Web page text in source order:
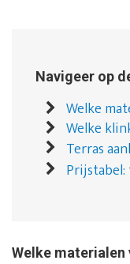
Navigeer op
Welke
Welke
Terras
Welke